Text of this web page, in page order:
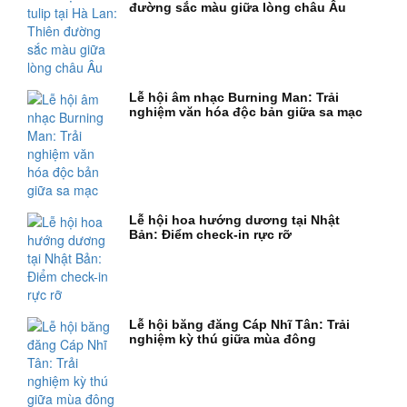
đường sắc màu giữa lòng châu Âu
Lễ hội âm nhạc Burning Man: Trải
nghiệm văn hóa độc bản giữa sa mạc
Lễ hội hoa hướng dương tại Nhật
Bản: Điểm check-in rực rỡ
Lễ hội băng đăng Cáp Nhĩ Tân: Trải
nghiệm kỳ thú giữa mùa đông